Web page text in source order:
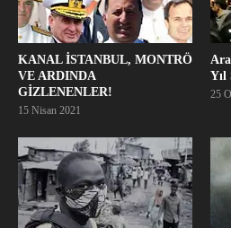
KANAL İSTANBUL, MONTRÖ
VE ARDINDA
GİZLENENLER!
15 Nisan 2021
Yıl
25